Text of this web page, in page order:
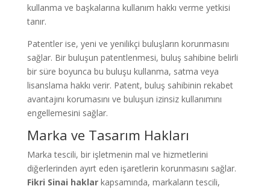
kullanma ve başkalarına kullanım hakkı verme yetkisi
tanır.
Patentler ise, yeni ve yenilikçi buluşların korunmasını
sağlar. Bir buluşun patentlenmesi, buluş sahibine belirli
bir süre boyunca bu buluşu kullanma, satma veya
lisanslama hakkı verir. Patent, buluş sahibinin rekabet
avantajını korumasını ve buluşun izinsiz kullanımını
engellemesini sağlar.
Marka ve Tasarım Hakları
Marka tescili, bir işletmenin mal ve hizmetlerini
diğerlerinden ayırt eden işaretlerin korunmasını sağlar.
Fikri Sinai haklarkapsamında, markaların tescili,